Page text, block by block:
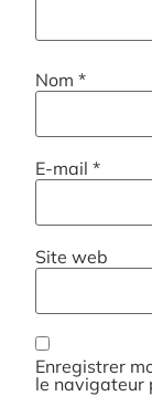
Nom*
E-mail*
Site web
Enregistrer
le navigateur